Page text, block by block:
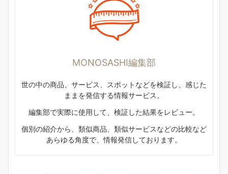
MONOSASHI編集部
世の中の商品、サービス、スポットなどを検証し、感じた
ままを発信する情報サービス。
編集部で実際に使用して、検証した結果をレビュー。
個別の紹介から、類似商品、類似サービスなどの比較など
あらゆる角度で、情報発信しております。